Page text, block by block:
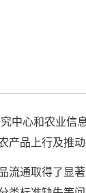
中心和农业信
产品上行及推
流通取得了显